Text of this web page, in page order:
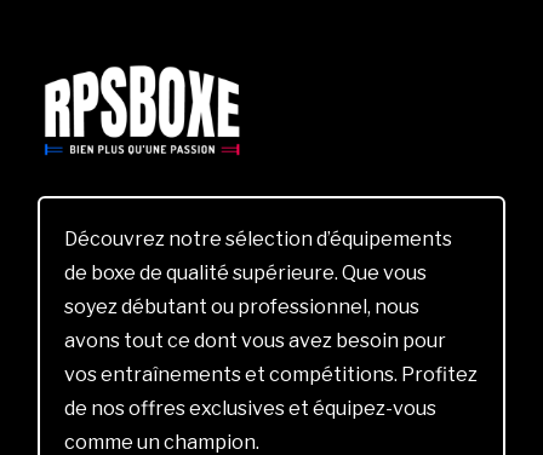
Découvrez notre sélection d’équipements
de boxe de qualité supérieure. Que vous
soyez débutant ou professionnel, nous
avons tout ce dont vous avez besoin pour
vos entraînements et compétitions. Profitez
de nos offres exclusives et équipez-vous
comme un champion.